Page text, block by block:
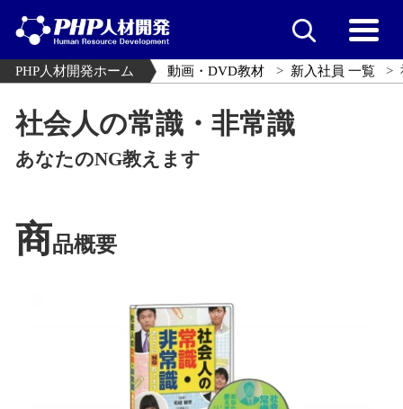
PHP人材開発ホーム 動画・DVD教材 新入社員 一覧
社会人の常識・非常識
あなたのNG教えます
商品概要